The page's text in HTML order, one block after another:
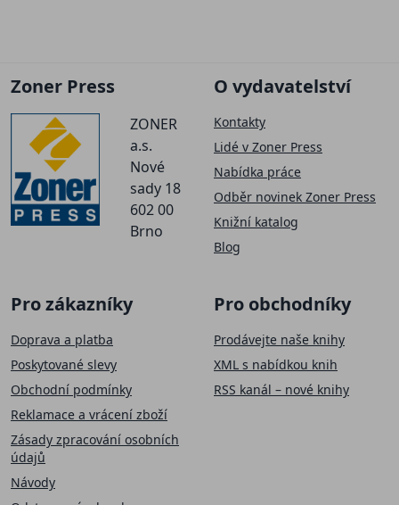
Zoner Press
ZONER
a.s.
Nové
sady 18
602 00
Brno
O vydavatelství
Kontakty
Lidé v Zoner Press
Nabídka práce
Odběr novinek Zoner Press
Knižní katalog
Blog
Pro zákazníky
Doprava a platba
Poskytované slevy
Obchodní podmínky
Reklamace a vrácení zboží
Zásady zpracování osobních
údajů
Návody
Pro obchodníky
Prodávejte naše knihy
XML s nabídkou knih
RSS kanál – nové knihy